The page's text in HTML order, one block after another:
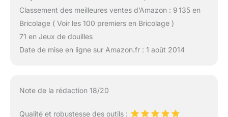
Classement des meilleures ventes d’Amazon : 9 135 en
Bricolage ( Voir les 100 premiers en Bricolage )
71 en Jeux de douilles
Date de mise en ligne sur Amazon.fr : 1 août 2014
Note de la rédaction 18/20
Qualité et robustesse des outils :